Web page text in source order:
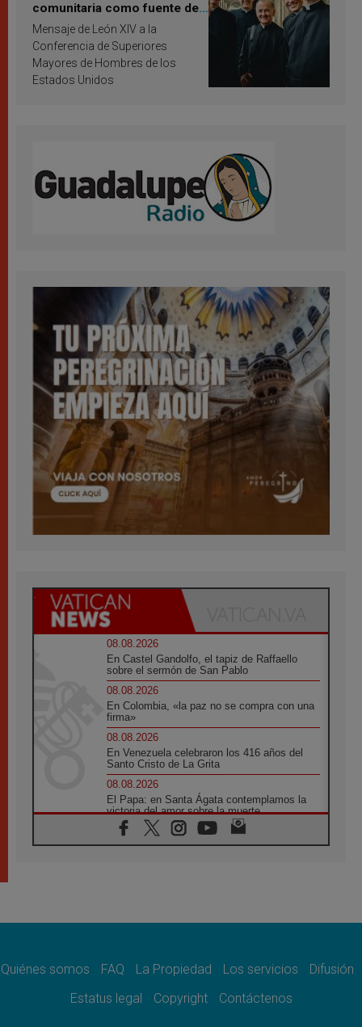
comunitaria como fuente de
inspiración y santificación
Mensaje de León XIV a la
Conferencia de Superiores
Mayores de Hombres de los
Estados Unidos
08.08.2026
En Castel Gandolfo, el tapiz de Raffaello
sobre el sermón de San Pablo
08.08.2026
En Colombia, «la paz no se compra con una
firma»
08.08.2026
En Venezuela celebraron los 416 años del
Santo Cristo de La Grita
08.08.2026
El Papa: en Santa Ágata contemplamos la
victoria del amor sobre la muerte
08.08.2026
León XIV visitará el Santuario de la Madre
07.08.2026
07.08.2026
el compromiso del cristiano"
Quiénes somos FAQ La Propiedad Los servicios
Difusión
Estatus legal
Copyright Contáctenos